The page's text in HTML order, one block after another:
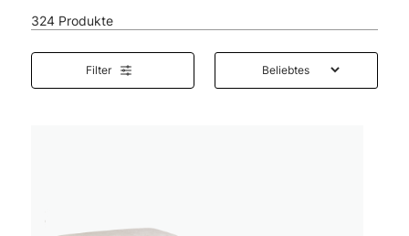
324 Produkte
Filter